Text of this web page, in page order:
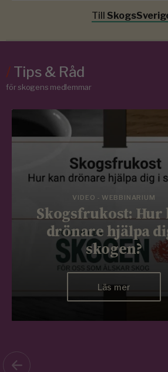
Till
/Tips & Råd
för skogens medlemmar
VIDEO - WEBBINARIUM
Skogsfrukost: Hur
drönare hjälpa
skogen?
Läs mer